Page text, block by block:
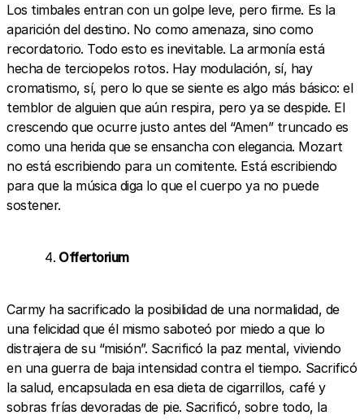
Los timbales entran con un golpe leve, pero firme. Es la
aparición del destino. No como amenaza, sino como
recordatorio. Todo esto es inevitable. La armonía está
hecha de terciopelos rotos. Hay modulación, sí, hay
cromatismo, sí, pero lo que se siente es algo más básico: el
temblor de alguien que aún respira, pero ya se despide. El
crescendo que ocurre justo antes del “Amen” truncado es
como una herida que se ensancha con elegancia. Mozart
no está escribiendo para un comitente. Está escribiendo
para que la música diga lo que el cuerpo ya no puede
sostener.
Offertorium
Carmy ha sacrificado la posibilidad de una normalidad, de
una felicidad que él mismo saboteó por miedo a que lo
distrajera de su “misión”. Sacrificó la paz mental, viviendo
en una guerra de baja intensidad contra el tiempo. Sacrificó
la salud, encapsulada en esa dieta de cigarrillos, café y
sobras frías devoradas de pie. Sacrificó, sobre todo, la